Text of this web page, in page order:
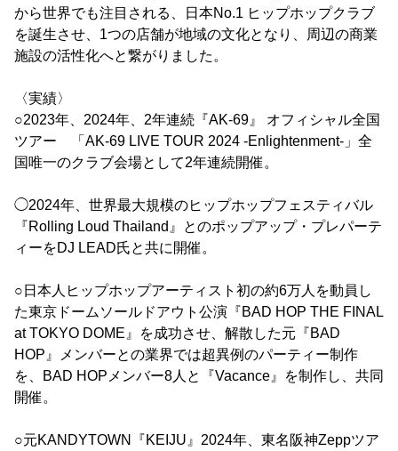
から世界でも注目される、日本No.1 ヒップホップクラブ
を誕生させ、1つの店舗が地域の文化となり、周辺の商業
施設の活性化へと繋がりました。
〈実績〉
○2023年、2024年、2年連続『AK-69』 オフィシャル全国
ツアー 「AK-69 LIVE TOUR 2024 -Enlightenment-」全
国唯一のクラブ会場として2年連続開催。
◯2024年、世界最大規模のヒップホップフェスティバル
『Rolling Loud Thailand』とのポップアップ・プレパーテ
ィーをDJ LEAD氏と共に開催。
○日本人ヒップホップアーティスト初の約6万人を動員し
た東京ドームソールドアウト公演『BAD HOP THE FINAL
at TOKYO DOME』を成功させ、解散した元『BAD
HOP』メンバーとの業界では超異例のパーティー制作
を、BAD HOPメンバー8人と『Vacance』を制作し、共同
開催。
○元KANDYTOWN『KEIJU』2024年、東名阪神Zeppツア